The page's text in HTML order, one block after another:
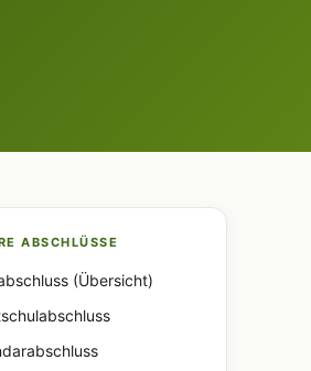
ABSCHLÜSSE
(Übersicht)